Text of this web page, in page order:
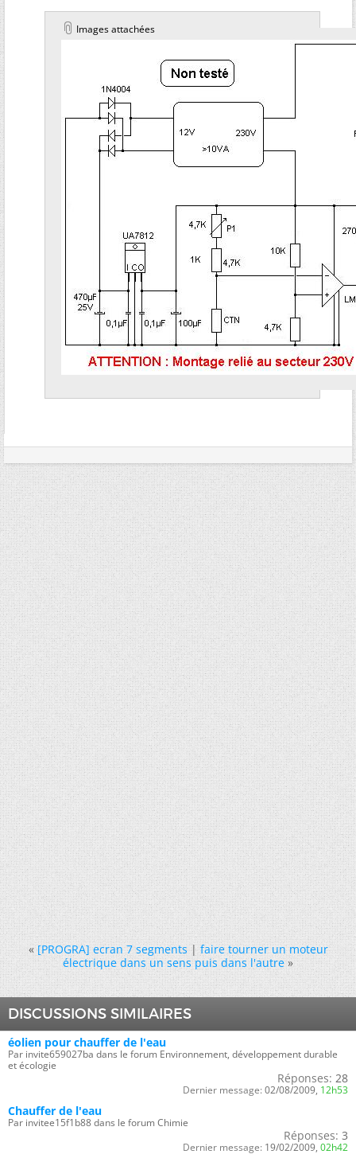
Images attachées
« [PROGRA] ecran 7 segments|faire tourner un moteur
électrique dans un sens puis dans l'autre »
DISCUSSIONS SIMILAIRES
éolien pour chauffer de l'eau
Par invite659027ba dans le forum Environnement, développement durable
et écologie
Réponses: 28
Dernier message: 02/08/2009, 12h53
Chauffer de l'eau
Par invitee15f1b88 dans le forum Chimie
Réponses: 3
Dernier message: 19/02/2009, 02h42